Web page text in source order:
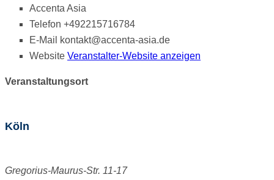
Accenta Asia
Telefon +492215716784
E-Mail
kontakt@accenta-asia.de
Website Veranstalter-Website anzeigen
Veranstaltungsort
Köln
Gregorius-Maurus-Str. 11-17